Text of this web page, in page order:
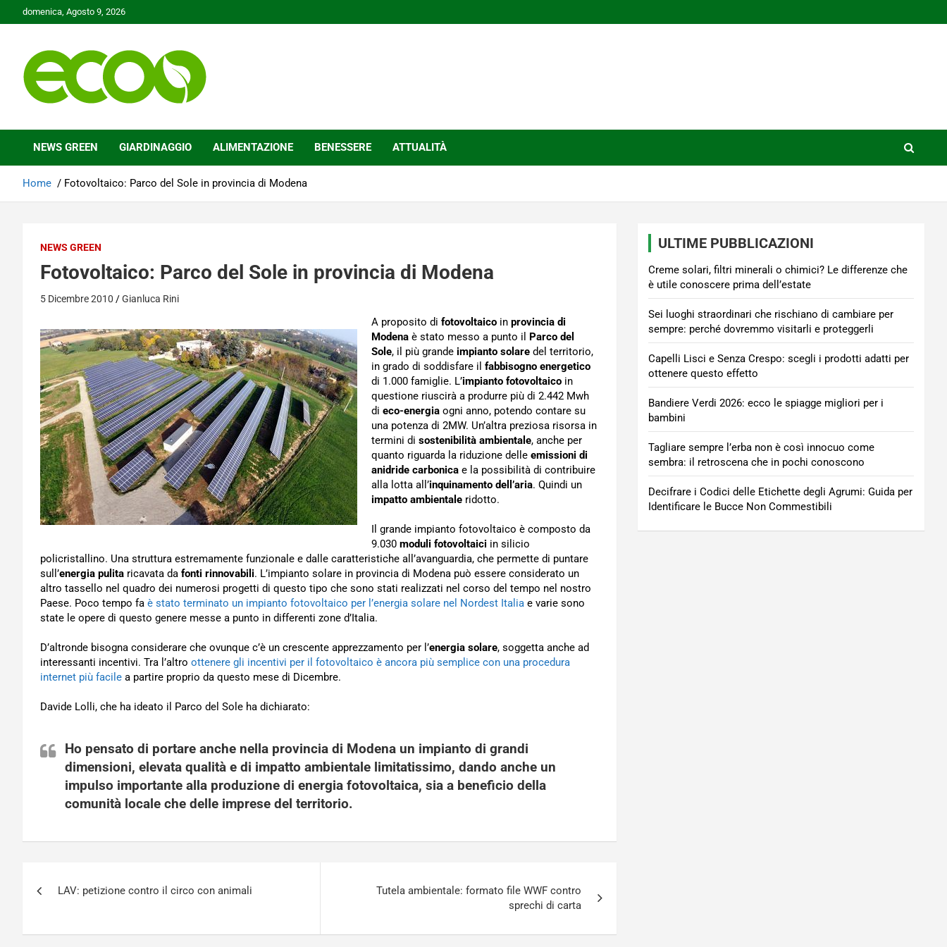
to
domenica, Agosto 9, 2026
Ecoo.it
NEWS GREEN GIARDINAGGIO ALIMENTAZIONE BENESSERE ATTUALITÀ
Home Fotovoltaico: Parco del Sole in provincia di Modena
NEWS GREEN
Fotovoltaico: Parco del Sole in provincia di Modena
5 Dicembre 2010 Gianluca Rini
A proposito di fotovoltaico in provincia di
Modena è stato messo a punto il Parco del
Sole, il più grande impianto solare del territorio,
in grado di soddisfare il fabbisogno energetico
di 1.000 famiglie. L’impianto fotovoltaico in
questione riuscirà a produrre più di 2.442 Mwh
di eco-energia ogni anno, potendo contare su
una potenza di 2MW. Un’altra preziosa risorsa in
termini di sostenibilità ambientale, anche per
quanto riguarda la riduzione delle emissioni di
anidride carbonica e la possibilità di contribuire
alla lotta all’inquinamento dell’aria. Quindi un
impatto ambientale ridotto.
Il grande impianto fotovoltaico è composto da
9.030 moduli fotovoltaici in silicio
policristallino. Una struttura estremamente funzionale e dalle caratteristiche all’avanguardia, che permette di puntare
sull’energia pulita ricavata da fonti rinnovabili. L’impianto solare in provincia di Modena può essere considerato un
altro tassello nel quadro dei numerosi progetti di questo tipo che sono stati realizzati nel corso del tempo nel nostro
Paese. Poco tempo fa è stato terminato un impianto fotovoltaico per l’energia solare nel Nordest Italia e varie sono
state le opere di questo genere messe a punto in differenti zone d’Italia.
D’altronde bisogna considerare che ovunque c’è un crescente apprezzamento per l’energia solare, soggetta anche ad
interessanti incentivi. Tra l’altro ottenere gli incentivi per il fotovoltaico è ancora più semplice con una procedura
internet più facile a partire proprio da questo mese di Dicembre.
Davide Lolli, che ha ideato il Parco del Sole ha dichiarato:
Ho pensato di portare anche nella provincia di Modena un impianto di grandi
dimensioni, elevata qualità e di impatto ambientale limitatissimo, dando anche un
impulso importante alla produzione di energia fotovoltaica, sia a beneficio della
comunità locale che delle imprese del territorio.
articoli
LAV: petizione contro il circo con animali
Tutela ambientale: formato file WWF contro
sprechi di carta
ULTIME PUBBLICAZIONI
Creme solari, filtri minerali o chimici? Le differenze che
è utile conoscere prima dell’estate
Sei luoghi straordinari che rischiano di cambiare per
sempre: perché dovremmo visitarli e proteggerli
Capelli Lisci e Senza Crespo: scegli i prodotti adatti per
ottenere questo effetto
Bandiere Verdi 2026: ecco le spiagge migliori per i
bambini
Tagliare sempre l’erba non è così innocuo come
sembra: il retroscena che in pochi conoscono
Decifrare i Codici delle Etichette degli Agrumi: Guida per
Identificare le Bucce Non Commestibili